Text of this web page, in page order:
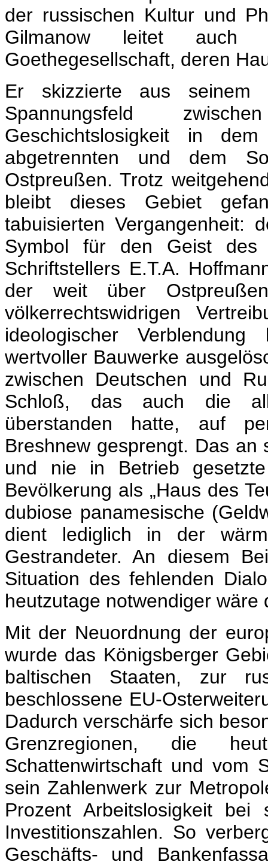
der russischen Kultur und
Gilmanow leitet auch
Goethegesellschaft, deren
Er skizzierte aus seinem
Spannungsfeld
Geschichtslosigkeit in
abgetrennten und dem
Ostpreußen. Trotz
bleibt dieses Gebiet
tabuisierten Vergangenheit:
Symbol für den Geist des
Schriftstellers E.T.A.
der weit über
völkerrechtswidrigen
ideologischer
wertvoller Bauwerke
zwischen Deutschen und
Schloß, das auch die
überstanden hatte, auf
Breshnew gesprengt. Das an
und nie in Betrieb
Bevölkerung als „Haus des
dubiose panamesische
dient lediglich in der
Gestrandeter. An diesem
Situation des fehlenden
heutzutage notwendiger wäre
Mit der Neuordnung der
wurde das Königsberger
baltischen Staaten, zur
beschlossene EU-
Dadurch verschärfe sich
Grenzregionen, die
Schattenwirtschaft und vom
sein Zahlenwerk zur
Prozent Arbeitslosigkeit bei
Investitionszahlen. So
Geschäfts- und